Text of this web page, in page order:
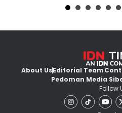
About UsEditorial Team
Pedoman Media
Follow